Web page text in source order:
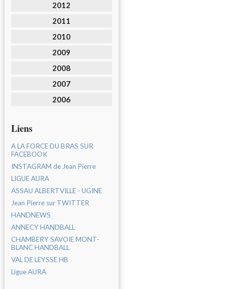
2012
2011
2010
2009
2008
2007
2006
Liens
A LA FORCE DU BRAS SUR
FACEBOOK
INSTAGRAM de Jean Pierre
LIGUE AURA
ASSAU ALBERTVILLE - UGINE
Jean Pierre sur TWITTER
HANDNEWS
ANNECY HANDBALL
CHAMBERY SAVOIE MONT-
BLANC HANDBALL
VAL DE LEYSSE HB
Ligue AURA